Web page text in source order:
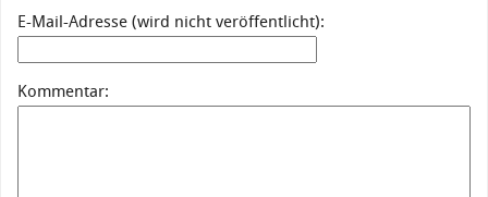
E-Mail-Adresse (wird nicht veröffentlicht):
Kommentar: